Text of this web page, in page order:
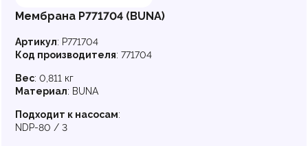
Мембрана P771704 (BUNA)
Артикул: P771704
Код производителя: 771704
Вес: 0,811 кг
Материал: BUNA
Подходит к насосам:
NDP-80 / 3